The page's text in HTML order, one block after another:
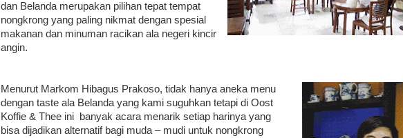
dan Belanda merupakan pilihan tepat tempat
nongkrong yang paling nikmat dengan spesial
makanan dan minuman racikan ala negeri kincir
angin.
Menurut Markom Hibagus Prakoso, tidak hanya aneka menu
dengan taste ala Belanda yang kami suguhkan tetapi di Oost
Koffie & Thee ini banyak acara menarik setiap harinya yang
bisa dijadikan alternatif bagi muda – mudi untuk nongkrong